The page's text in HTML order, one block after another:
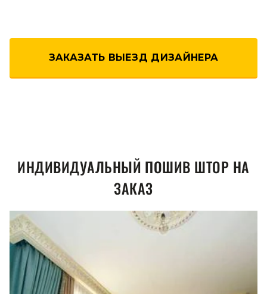
ЗАКАЗАТЬ ВЫЕЗД ДИЗАЙНЕРА
ИНДИВИДУАЛЬНЫЙ ПОШИВ ШТОР НА
ЗАКАЗ